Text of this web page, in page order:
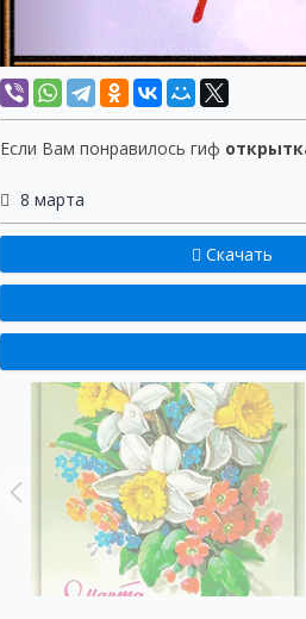
Если Вам понравилось гиф
8 марта
Скачать